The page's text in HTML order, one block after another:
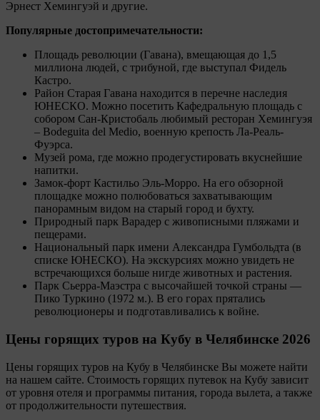
Эрнест Хемингуэй и другие.
Популярные достопримечательности:
Площадь революции (Гавана), вмещающая до 1,5
миллиона людей, с трибуной, где выступал Фидель
Кастро.
Район Старая Гавана находится в перечне наследия
ЮНЕСКО. Можно посетить Кафедральную площадь с
собором Сан-Кристобаль любимый ресторан Хемингуэя
– Bodeguita del Medio, военную крепость Ла-Реаль-
Фуэрса.
Музей рома, где можно продегустировать вкуснейшие
напитки.
Замок-форт Кастильо Эль-Морро. На его обзорной
площадке можно полюбоваться захватывающим
панорамным видом на старый город и бухту.
Природный парк Варадер с живописными пляжами и
пещерами.
Национальный парк имени Александра Гумбольдта (в
списке ЮНЕСКО). На экскурсиях можно увидеть не
встречающихся больше нигде животных и растения.
Парк Сьерра-Маэстра с высочайшей точкой страны —
Пико Туркино (1972 м.). В его горах прятались
революционеры и подготавливались к войне.
Цены горящих туров на Кубу в Челябинске 2026
Цены горящих туров на Кубу в Челябинске Вы можете найти
на нашем сайте. Стоимость горящих путевок на Кубу зависит
от уровня отеля и программы питания, города вылета, а также
от продолжительности путешествия.